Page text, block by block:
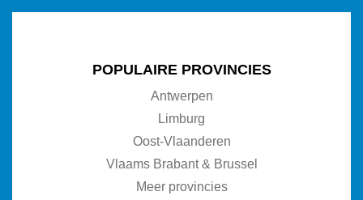
POPULAIRE PROVINCIES
Antwerpen
Limburg
Oost-Vlaanderen
Vlaams Brabant & Brussel
Meer provincies